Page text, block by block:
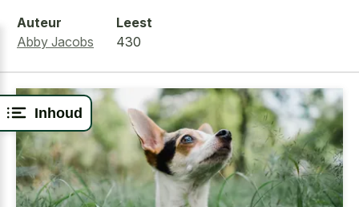
Inhoud
Auteur
Abby Jacobs
Leest
430